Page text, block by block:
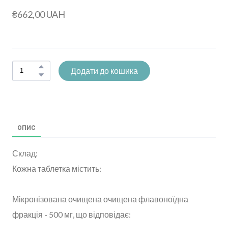
₴662,00 UAH
Додати до кошика
ОПИС
Склад:
Кожна таблетка містить:
Мікронізована очищена очищена флавоноїдна
фракція - 500 мг, що відповідає: